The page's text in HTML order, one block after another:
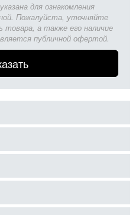
для ознакомления
Пожалуйста, уточняйте
а также его наличие
публичной офертой.